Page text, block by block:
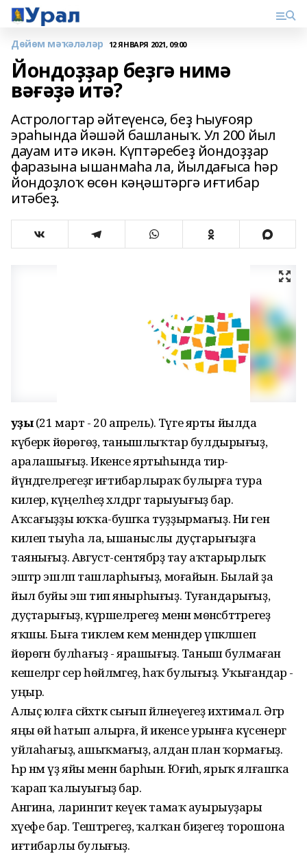
Дөйөм мәҡәләләр 12 ЯНВАРЯ 2021, 09:00
Йондоҙҙар беҙгә нимә
вәғәҙә итә?
Астрологтар әйтеүенсә, беҙ Һыуғояр
эраһында йәшәй башланыҡ. Ул 200 йыл
дауам итә икән. Күптәребеҙ йондоҙҙар
фаразына ышанмаһа ла, йылдағыса һәр
йондоҙлоҡ өсөн кәңәштәргә иғтибар
итәбеҙ.
Ҡуҙы(21 март - 20 апрель). Тәүге ярты йылда
күберәк йөрөгөҙ, танышлыҡтар булдырығыҙ,
аралашығыҙ. Икенсе яртыһында тирә-
йүндәгеләрегеҙгә иғтибарлыраҡ булырға тура
килер, күңелһеҙ хәлдәргә тарыуығыҙ бар.
Аҡсағыҙҙы юҡҡа-бушҡа туҙҙырмағыҙ. Ни генә
килеп тыуһа ла, ышаныслы дуҫтарығыҙға
таянығыҙ. Август-сентябрҙә тау аҡтарырлыҡ
эштәр эшләп ташларһығыҙ, моғайын. Былай ҙа
йыл буйы эш тип янырһығыҙ. Туғандарығыҙ,
дуҫтарығыҙ, күршеләрегеҙ менән мөнәсәбәттәрегеҙ
яҡшы. Быға тиклем кем менәндер үпкәләшеп
йөрөгән булһағыҙ - ярашығыҙ. Таныш булмаған
кешеләргә сер һөйләмәгеҙ, һаҡ булығыҙ. Уҡығандар -
уңыр.
Алыҫ юлға сәйәхәткә сығып әйләнеүегеҙ ихтимал. Әгәр
яңы өй һатып алырға, йә икенсе урынға күсенергә
уйлаһағыҙ, ашыҡмағыҙ, алдан план ҡормағыҙ.
Һәр нәмә үҙ яйы менән барһын. Юғиһә, ярыҡ ялғашҡа
ҡарап ҡалыуығыҙ бар.
Ангина, ларингит кеүек тамаҡ ауырыуҙары
хәүефе бар. Тештәрегеҙ, ҡалҡан биҙегеҙ торошона
иғтибарлы булығыҙ.